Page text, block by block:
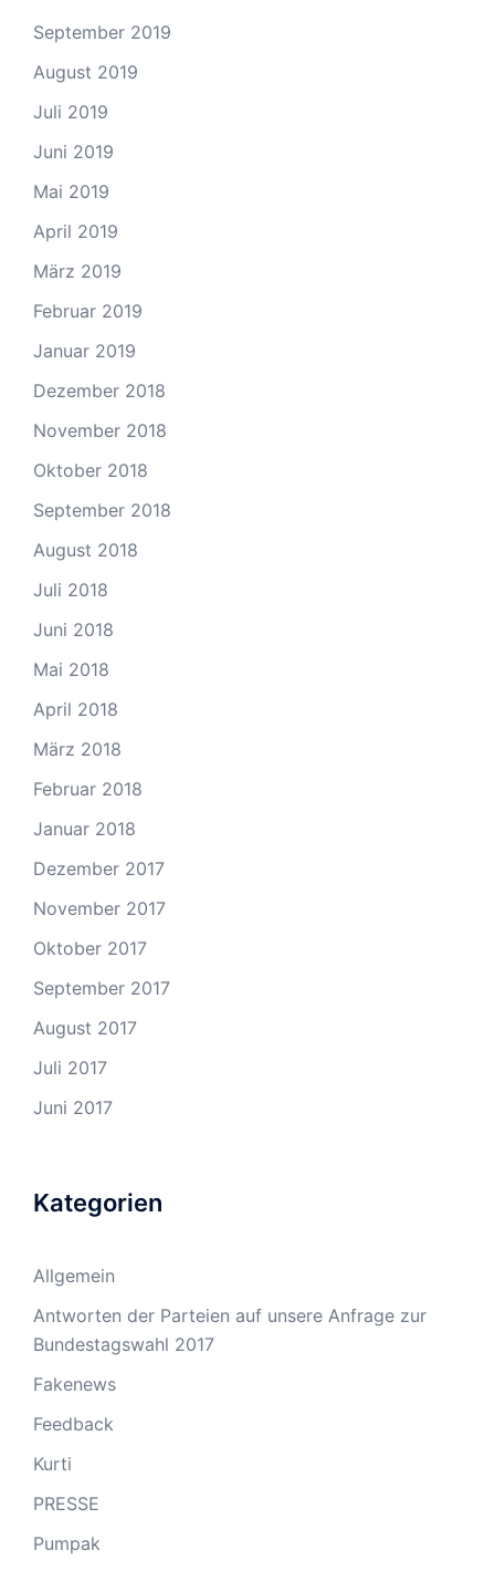
September 2019
August 2019
Juli 2019
Juni 2019
Mai 2019
April 2019
März 2019
Februar 2019
Januar 2019
Dezember 2018
November 2018
Oktober 2018
September 2018
August 2018
Juli 2018
Juni 2018
Mai 2018
April 2018
März 2018
Februar 2018
Januar 2018
Dezember 2017
November 2017
Oktober 2017
September 2017
August 2017
Juli 2017
Juni 2017
Kategorien
Allgemein
Antworten der Parteien auf unsere Anfrage zur
Bundestagswahl 2017
Fakenews
Feedback
Kurti
PRESSE
Pumpak